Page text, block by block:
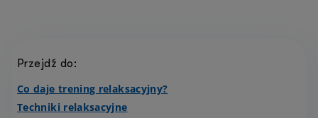
Przejdź do:
Co daje trening relaksacyjny?
Techniki relaksacyjne